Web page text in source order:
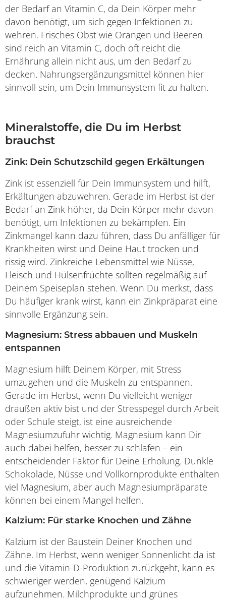
der Bedarf an Vitamin C, da Dein Körper mehr
davon benötigt, um sich gegen Infektionen zu
wehren. Frisches Obst wie Orangen und Beeren
sind reich an Vitamin C, doch oft reicht die
Ernährung allein nicht aus, um den Bedarf zu
decken. Nahrungsergänzungsmittel können hier
sinnvoll sein, um Dein Immunsystem fit zu halten.
Mineralstoffe, die Du im Herbst
brauchst
Zink: Dein Schutzschild gegen Erkältungen
Zink ist essenziell für Dein Immunsystem und hilft,
Erkältungen abzuwehren. Gerade im Herbst ist der
Bedarf an Zink höher, da Dein Körper mehr davon
benötigt, um Infektionen zu bekämpfen. Ein
Zinkmangel kann dazu führen, dass Du anfälliger für
Krankheiten wirst und Deine Haut trocken und
rissig wird. Zinkreiche Lebensmittel wie Nüsse,
Fleisch und Hülsenfrüchte sollten regelmäßig auf
Deinem Speiseplan stehen. Wenn Du merkst, dass
Du häufiger krank wirst, kann ein Zinkpräparat eine
sinnvolle Ergänzung sein.
Magnesium: Stress abbauen und Muskeln
entspannen
Magnesium hilft Deinem Körper, mit Stress
umzugehen und die Muskeln zu entspannen.
Gerade im Herbst, wenn Du vielleicht weniger
draußen aktiv bist und der Stresspegel durch Arbeit
oder Schule steigt, ist eine ausreichende
Magnesiumzufuhr wichtig. Magnesium kann Dir
auch dabei helfen, besser zu schlafen – ein
entscheidender Faktor für Deine Erholung. Dunkle
Schokolade, Nüsse und Vollkornprodukte enthalten
viel Magnesium, aber auch Magnesiumpräparate
können bei einem Mangel helfen.
Kalzium: Für starke Knochen und Zähne
Kalzium ist der Baustein Deiner Knochen und
Zähne. Im Herbst, wenn weniger Sonnenlicht da ist
und die Vitamin-D-Produktion zurückgeht, kann es
schwieriger werden, genügend Kalzium
aufzunehmen. Milchprodukte und grünes